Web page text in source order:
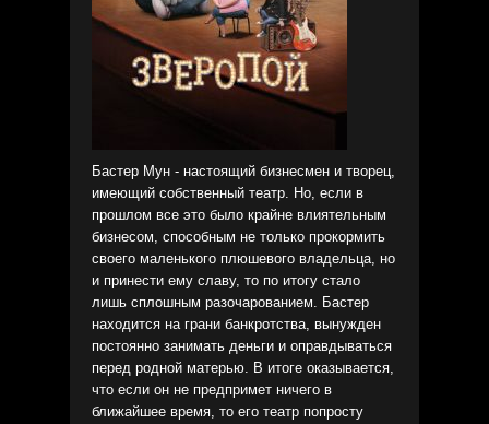
Бастер Мун - настоящий бизнесмен и творец,
имеющий собственный театр. Но, если в
прошлом все это было крайне влиятельным
бизнесом, способным не только прокормить
своего маленького плюшевого владельца, но
и принести ему славу, то по итогу стало
лишь сплошным разочарованием. Бастер
находится на грани банкротства, вынужден
постоянно занимать деньги и оправдываться
перед родной матерью. В итоге оказывается,
что если он не предпримет ничего в
ближайшее время, то его театр попросту